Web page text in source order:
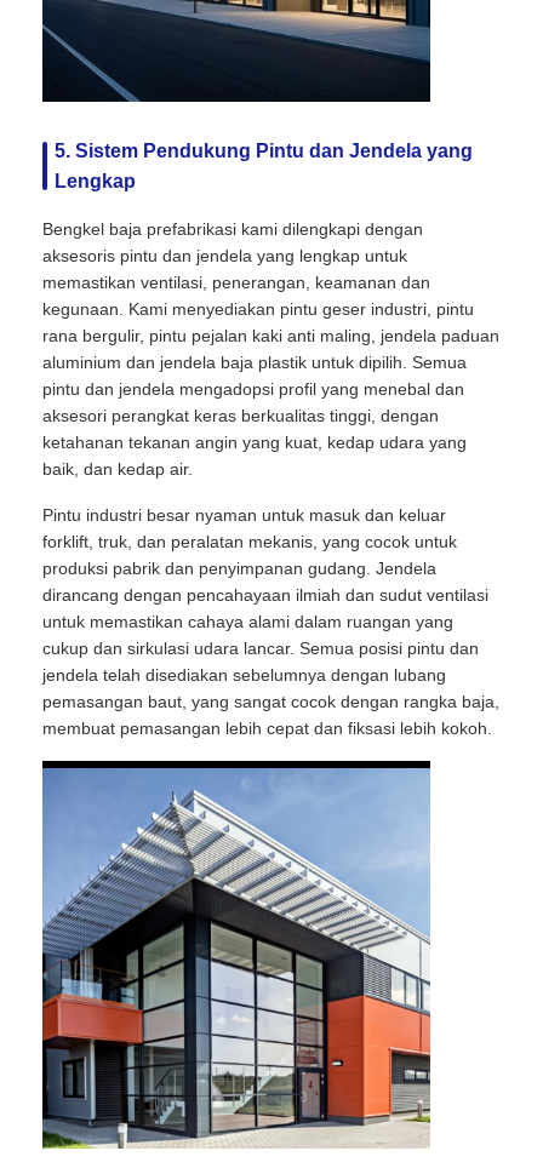
5. Sistem Pendukung Pintu dan Jendela yang
Lengkap
Bengkel baja prefabrikasi kami dilengkapi dengan
aksesoris pintu dan jendela yang lengkap untuk
memastikan ventilasi, penerangan, keamanan dan
kegunaan. Kami menyediakan pintu geser industri, pintu
rana bergulir, pintu pejalan kaki anti maling, jendela paduan
aluminium dan jendela baja plastik untuk dipilih. Semua
pintu dan jendela mengadopsi profil yang menebal dan
aksesori perangkat keras berkualitas tinggi, dengan
ketahanan tekanan angin yang kuat, kedap udara yang
baik, dan kedap air.
Pintu industri besar nyaman untuk masuk dan keluar
forklift, truk, dan peralatan mekanis, yang cocok untuk
produksi pabrik dan penyimpanan gudang. Jendela
dirancang dengan pencahayaan ilmiah dan sudut ventilasi
untuk memastikan cahaya alami dalam ruangan yang
cukup dan sirkulasi udara lancar. Semua posisi pintu dan
jendela telah disediakan sebelumnya dengan lubang
pemasangan baut, yang sangat cocok dengan rangka baja,
membuat pemasangan lebih cepat dan fiksasi lebih kokoh.